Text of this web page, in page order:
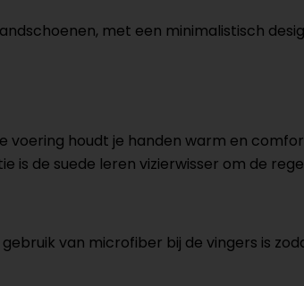
met een minimalistisch
houdt je handen warm en
is de suede leren vizierwisser om de
van microfiber bij de vingers is